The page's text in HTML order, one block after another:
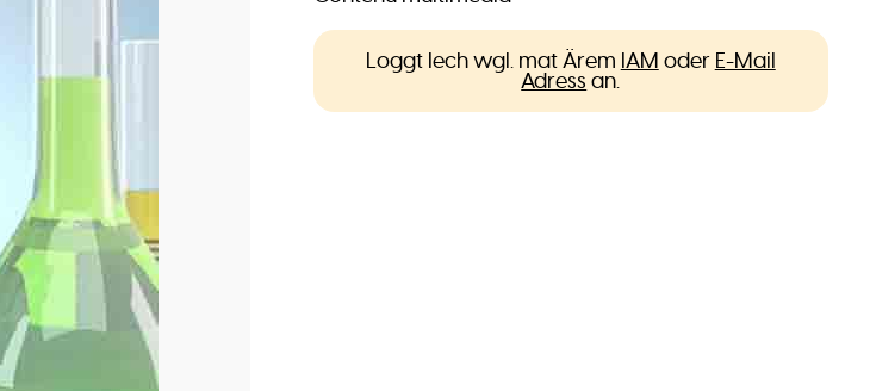
Loggt Iech wgl. mat Ärem IAM oder E-Mail
Adress an.